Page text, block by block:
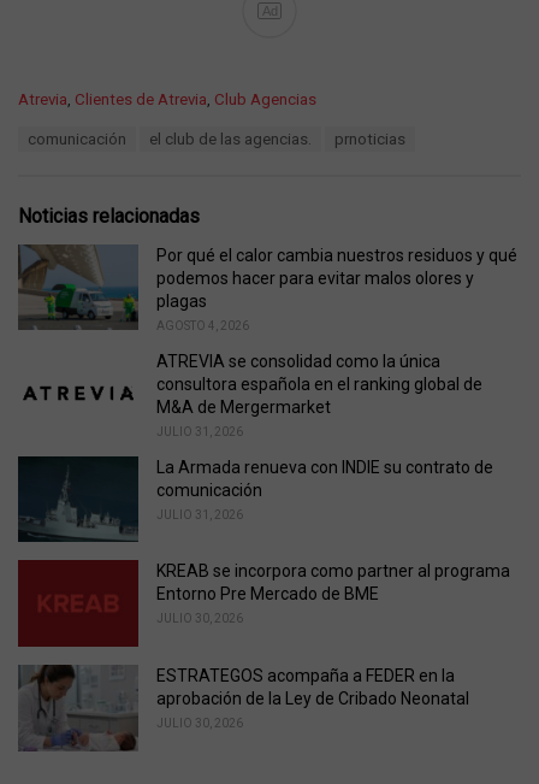
Ad
C
o
r
i
e
s
:
Atrevia, Clientes de Atrevia, Club Agencias
:
comunicación el club de las agencias. prnoticias
Noticias relacionadas
Por qué el calor cambia nuestros residuos y qué
podemos hacer para evitar malos olores y
plagas
AGOSTO 4, 2026
ATREVIA se consolidad como la única
consultora española en el ranking global de
M&A de Mergermarket
JULIO 31, 2026
La Armada renueva con INDIE su contrato de
comunicación
JULIO 31, 2026
KREAB se incorpora como partner al programa
Entorno Pre Mercado de BME
JULIO 30, 2026
ESTRATEGOS acompaña a FEDER en la
aprobación de la Ley de Cribado Neonatal
JULIO 30, 2026